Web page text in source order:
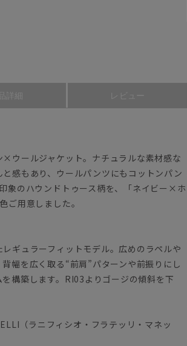
詳細 レビュー
ウールジャケット。ナチュラルな素材感な
感もあり、ウールパンツにもコットンパン
象のハウンドトゥース柄を、「ネイビー×ホ
用意しました。
ギュラーフィットモデル。広めのラペルや
幅を広く取る“前肩”パターンや前振りにし
構築します。RI03よりゴージの傾斜を下
（ラニフィシオ・フラテッリ・マネッ